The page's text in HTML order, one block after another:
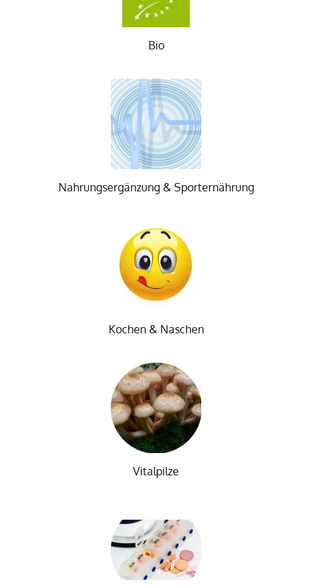
Bio
Nahrungsergänzung & Sporternährung
Kochen & Naschen
Vitalpilze